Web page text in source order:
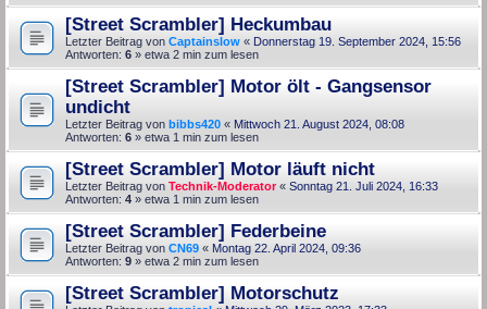
[Street Scrambler] Heckumbau
Letzter Beitrag von Captainslow « Donnerstag 19. September 2024, 15:56
Antworten: 6 » etwa 2 min zum lesen
[Street Scrambler] Motor ölt - Gangsensor
undicht
Letzter Beitrag von bibbs420 « Mittwoch 21. August 2024, 08:08
Antworten: 6 » etwa 1 min zum lesen
[Street Scrambler] Motor läuft nicht
Letzter Beitrag von Technik-Moderator« Sonntag 21. Juli 2024, 16:33
Antworten: 4 » etwa 1 min zum lesen
[Street Scrambler] Federbeine
Letzter Beitrag von CN69 « Montag 22. April 2024, 09:36
Antworten: 9 » etwa 2 min zum lesen
[Street Scrambler] Motorschutz